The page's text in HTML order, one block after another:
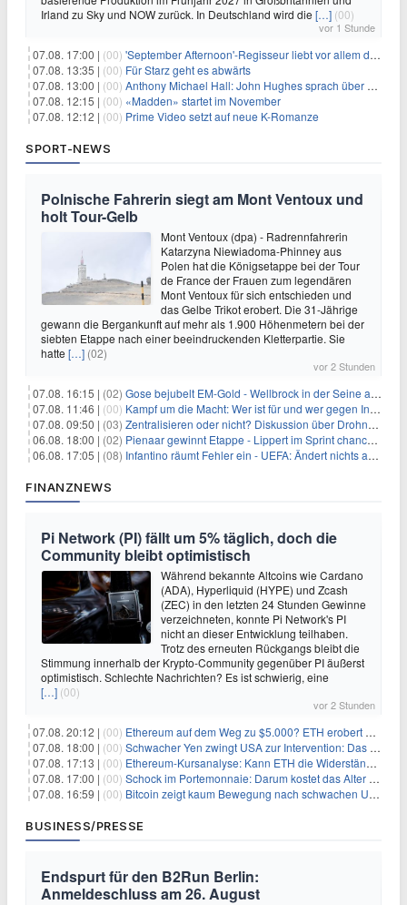
Irland zu Sky und NOW zurück. In Deutschland wird die […] (00)
vor 1 Stunde
07.08. 17:00 | (00) 'September Afternoon'-Regisseur liebt vor allem die 'Banalität' in seinen Filmen
07.08. 13:35 | (00) Für Starz geht es abwärts
07.08. 13:00 | (00) Anthony Michael Hall: John Hughes sprach über eine Fortsetzung von 'The Breakfast Club'
07.08. 12:15 | (00) «Madden» startet im November
07.08. 12:12 | (00) Prime Video setzt auf neue K-Romanze
SPORT-NEWS
Polnische Fahrerin siegt am Mont Ventoux und
holt Tour-Gelb
Mont Ventoux (dpa) - Radrennfahrerin
Katarzyna Niewiadoma-Phinney aus
Polen hat die Königsetappe bei der Tour
de France der Frauen zum legendären
Mont Ventoux für sich entschieden und
das Gelbe Trikot erobert. Die 31-Jährige
gewann die Bergankunft auf mehr als 1.900 Höhenmetern bei der
siebten Etappe nach einer beeindruckenden Kletterpartie. Sie
hatte […] (02)
vor 2 Stunden
07.08. 16:15 | (02) Gose bejubelt EM-Gold - Wellbrock in der Seine ausgebremst
07.08. 11:46 | (00) Kampf um die Macht: Wer ist für und wer gegen Infantino?
07.08. 09:50 | (03) Zentralisieren oder nicht? Diskussion über Drohnenabwehr
06.08. 18:00 | (02) Pienaar gewinnt Etappe - Lippert im Sprint chancenlos
06.08. 17:05 | (08) Infantino räumt Fehler ein - UEFA: Ändert nichts an Boykott
FINANZNEWS
Pi Network (PI) fällt um 5% täglich, doch die
Community bleibt optimistisch
Während bekannte Altcoins wie Cardano
(ADA), Hyperliquid (HYPE) und Zcash
(ZEC) in den letzten 24 Stunden Gewinne
verzeichneten, konnte Pi Network's PI
nicht an dieser Entwicklung teilhaben.
Trotz des erneuten Rückgangs bleibt die
Stimmung innerhalb der Krypto-Community gegenüber PI äußerst
optimistisch. Schlechte Nachrichten? Es ist schwierig, eine
[…] (00)
vor 2 Stunden
07.08. 20:12 | (00) Ethereum auf dem Weg zu $5.000? ETH erobert wichtige Marke zurück, während Institutionen weiter akkumulieren
07.08. 18:00 | (00) Schwacher Yen zwingt USA zur Intervention: Das größte Risiko seit 15 Jahren
07.08. 17:13 | (00) Ethereum-Kursanalyse: Kann ETH die Widerstände der gleitenden Durchschnitte überwinden?
07.08. 17:00 | (00) Schock im Portemonnaie: Darum kostet das Alter deutlich mehr als Sie denken
07.08. 16:59 | (00) Bitcoin zeigt kaum Bewegung nach schwachen US-Arbeitsmarktdaten, Fed-Zinserhöhungschancen sinken auf 44%
BUSINESS/PRESSE
Endspurt für den B2Run Berlin:
Anmeldeschluss am 26. August